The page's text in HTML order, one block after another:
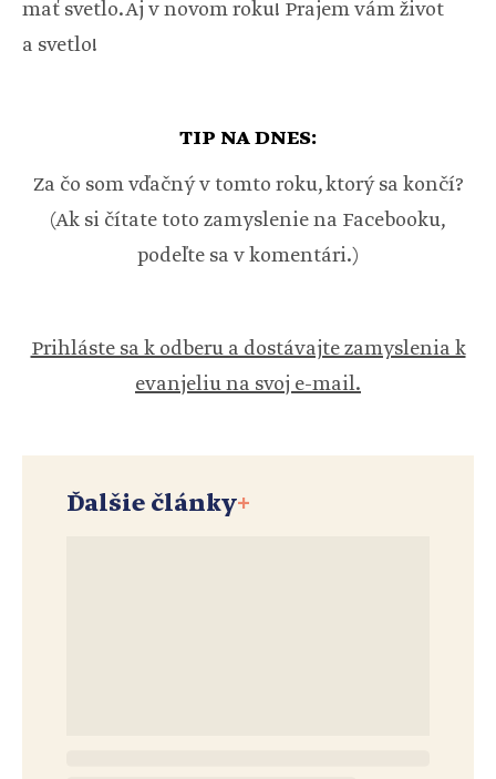
mať svetlo. Aj v novom roku! Prajem vám život
a svetlo!
TIP NA DNES:
Za čo som vďačný v tomto roku, ktorý sa končí?
(Ak si čítate toto zamyslenie na Facebooku,
podeľte sa v komentári.)
Prihláste sa k odberu a dostávajte zamyslenia k
evanjeliu na svoj e-mail.
Ďalšie články+